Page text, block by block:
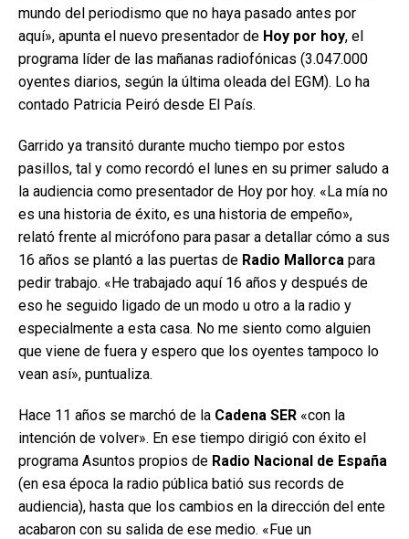
mundo del periodismo que no haya pasado antes por
aquí», apunta el nuevo presentador de Hoy por hoy, el
programa líder de las mañanas radiofónicas (3.047.000
oyentes diarios, según la última oleada del EGM). Lo ha
contado Patricia Peiró desde El País.
Garrido ya transitó durante mucho tiempo por estos
pasillos, tal y como recordó el lunes en su primer saludo a
la audiencia como presentador de Hoy por hoy. «La mía no
es una historia de éxito, es una historia de empeño»,
relató frente al micrófono para pasar a detallar cómo a sus
16 años se plantó a las puertas de Radio Mallorca para
pedir trabajo. «He trabajado aquí 16 años y después de
eso he seguido ligado de un modo u otro a la radio y
especialmente a esta casa. No me siento como alguien
que viene de fuera y espero que los oyentes tampoco lo
vean así», puntualiza.
Hace 11 años se marchó de la Cadena SER «con la
intención de volver». En ese tiempo dirigió con éxito el
programa Asuntos propios de Radio Nacional de España
(en esa época la radio pública batió sus records de
audiencia), hasta que los cambios en la dirección del ente
acabaron con su salida de ese medio. «Fue un